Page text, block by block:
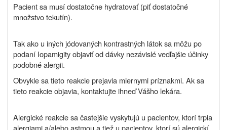
Pacient sa musí dostatočne hydratovať (piť dostatočné
množstvo tekutín).
Tak ako u iných jódovaných kontrastných látok sa môžu po
podaní Iopamigity objaviť od dávky nezávislé vedľajšie účinky
podobné alergii.
Obvykle sa tieto reakcie prejavia miernymi príznakmi. Ak sa
tieto reakcie objavia, kontaktujte ihneď Vášho lekára.
Alergické reakcie sa častejšie vyskytujú u pacientov, ktorí trpia
alergiami a/alebo astmou a tiež u pacientov, ktorí sú alergickí